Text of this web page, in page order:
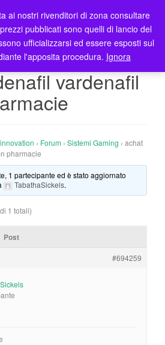
T
o
g
l
i
a
i
vardenafil
› Forum › Sistemi Gaming › achat
pharmacie
1 partecipante ed è stato aggiornato
TabathaSickels.
1 totali)
Post
#694259
ai nostri rivenditori di zona consultare
pubblicati sono quelli di lancio del
ufficializzarsi ed essere esposti sul
l'apposita procedura. Ignora